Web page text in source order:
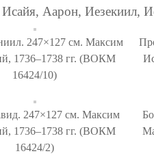
Исайя, Аарон, Иезекиил,
247×127 см. Максим
1736–1738 гг. (ВОКМ
16424/10)
247×127 см. Максим
1736–1738 гг. (ВОКМ
16424/2)